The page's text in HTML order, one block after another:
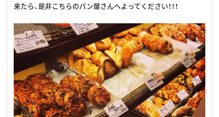
来たら、是非こちらのパン屋さんへよってください！！！